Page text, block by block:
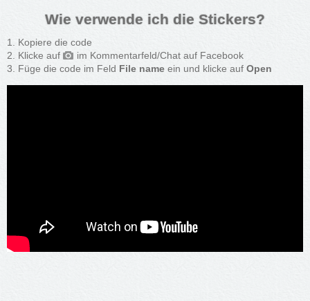
Wie verwende ich die Stickers?
Kopiere die code
Klicke auf
im Kommentarfeld/Chat auf Facebook
Füge die code im Feld File name ein und klicke auf Open